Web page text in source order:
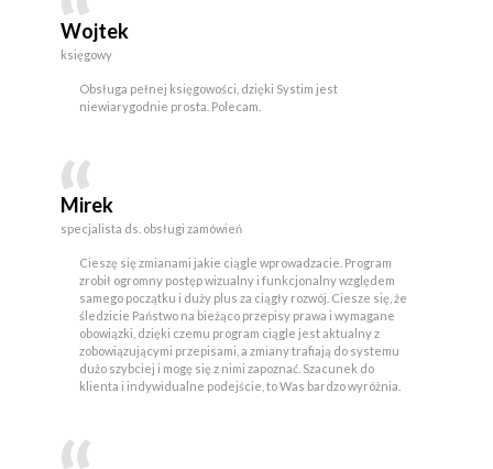
Wojtek
księgowy
Obsługa pełnej księgowości, dzięki Systim jest
niewiarygodnie prosta. Polecam.
Mirek
specjalista ds. obsługi zamówień
Cieszę się zmianami jakie ciągle wprowadzacie. Program
zrobił ogromny postęp wizualny i funkcjonalny względem
samego początku i duży plus za ciągły rozwój. Ciesze się, że
śledzicie Państwo na bieżąco przepisy prawa i wymagane
obowiązki, dzięki czemu program ciągle jest aktualny z
zobowiązującymi przepisami, a zmiany trafiają do systemu
dużo szybciej i mogę się z nimi zapoznać. Szacunek do
klienta i indywidualne podejście, to Was bardzo wyróżnia.